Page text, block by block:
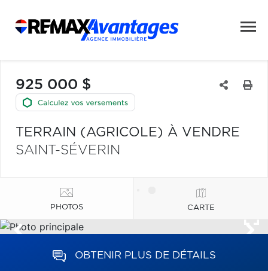
925 000 $
TERRAIN (AGRICOLE) À VENDRE
SAINT-SÉVERIN
PHOTOS CARTE
OBTENIR PLUS DE DÉTAILS